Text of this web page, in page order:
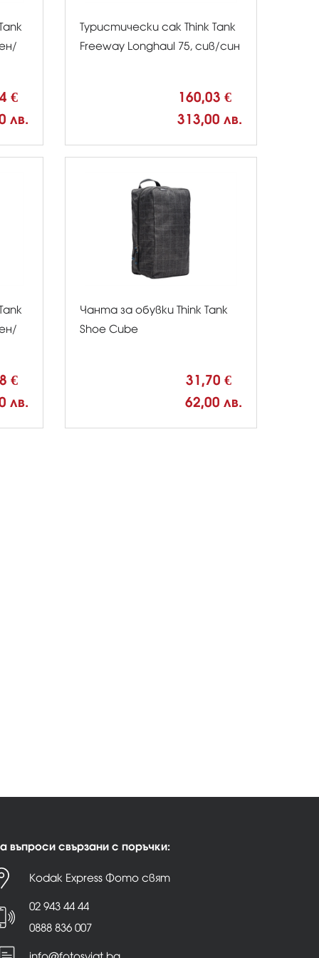
€
лв.
Туристически сак Think Tank
Freeway Longhaul 75, сив/син
160,03 €
313,00 лв.
€
лв.
Чанта за обувки Think Tank
Shoe Cube
31,70 €
62,00 лв.
въпроси свързани с поръчки:
Kodak Express Фото свят
02 943 44 44
0888 836 007